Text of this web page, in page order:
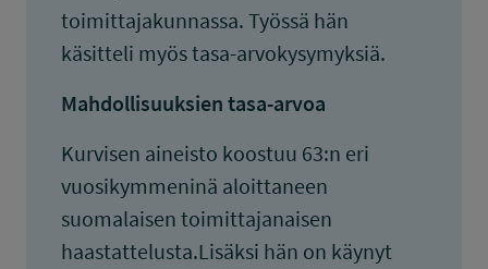
toimittajakunnassa. Työssä hän
käsitteli myös tasa-arvokysymyksiä.
Mahdollisuuksien tasa-arvoa
Kurvisen aineisto koostuu 63:n eri
vuosikymmeninä aloittaneen
suomalaisen toimittajanaisen
haastattelusta.Lisäksi hän on käynyt